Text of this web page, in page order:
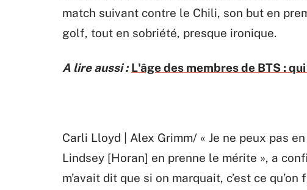
match suivant contre le Chili, son but en
golf, tout en sobriété, presque ironique.
A lire aussi : L'âge des membres de BTS :
Carli Lloyd | Alex Grimm/ « Je ne peux pas
Lindsey [Horan] en prenne le mérite », a
m’avait dit que si on marquait, c’est ce